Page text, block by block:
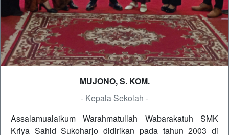
MUJONO, S. KOM.
- Kepala Sekolah -
Assalamualaikum Warahmatullah Wabarakatuh SMK
Kriya Sahid Sukoharjo didirikan pada tahun 2003 di